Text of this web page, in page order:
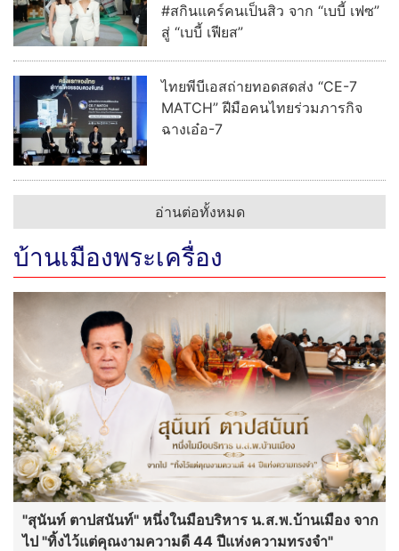
#สกินแคร์คนเป็นสิว จาก “เบบี้ เฟซ”
สู่ “เบบี้ เฟียส”
ไทยพีบีเอสถ่ายทอดสดส่ง “CE-7
MATCH” ฝีมือคนไทยร่วมภารกิจ
ฉางเอ๋อ-7
อ่านต่อทั้งหมด
บ้านเมืองพระเครื่อง
"สุนันท์ ตาปสนันท์" หนึ่งในมือบริหาร น.ส.พ.บ้านเมือง จาก
ไป "ทิ้งไว้แต่คุณงามความดี 44 ปีแห่งความทรงจำ"